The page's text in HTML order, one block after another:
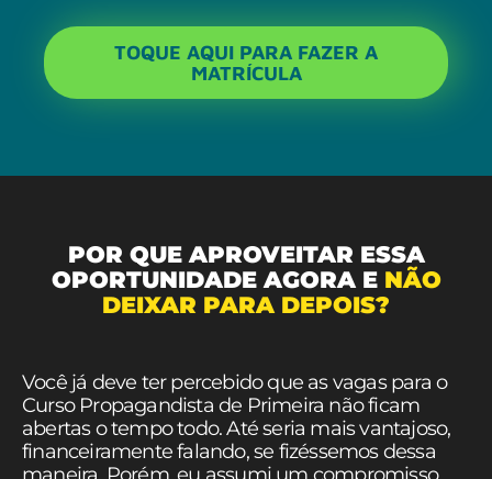
TOQUE AQUI PARA FAZER A
MATRÍCULA
POR QUE APROVEITAR ESSA
OPORTUNIDADE AGORA E NÃO
DEIXAR PARA DEPOIS?
Você já deve ter percebido que as vagas para o
Curso Propagandista de Primeira não ficam
abertas o tempo todo. Até seria mais vantajoso,
financeiramente falando, se fizéssemos dessa